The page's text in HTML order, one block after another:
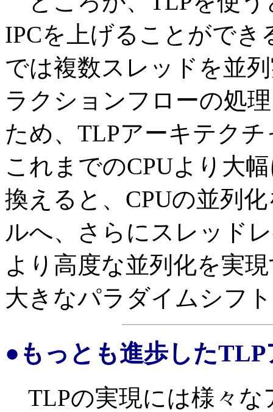
IPCを上げることができ
では複数スレッドを並
ラクションフローの処
ため、TLPアーキテク
これまでのCPUより大
換えると、CPUの並列
ルへ、さらにスレッド
より高度な並列化を実
大きなパラダイムシフ
●もっとも進歩した
TLPの実現には様々な